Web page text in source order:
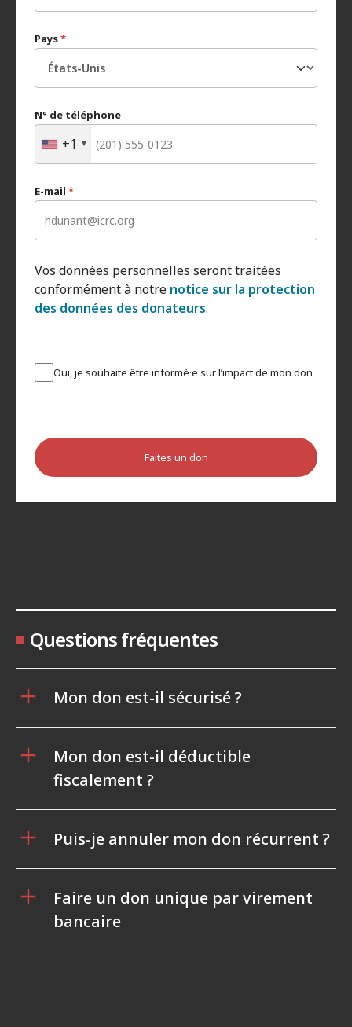
Pays*
N° de téléphone
+1
E-mail *
Vos données personnelles seront traitées
conformément à notre notice sur la protection
des données des donateurs.
Oui, je souhaite être informé·e sur l’impact de mon don
Faites un don
Questions fréquentes
Mon don est-il sécurisé ?
Mon don est-il déductible
fiscalement ?
Puis-je annuler mon don récurrent ?
Faire un don unique par virement
bancaire